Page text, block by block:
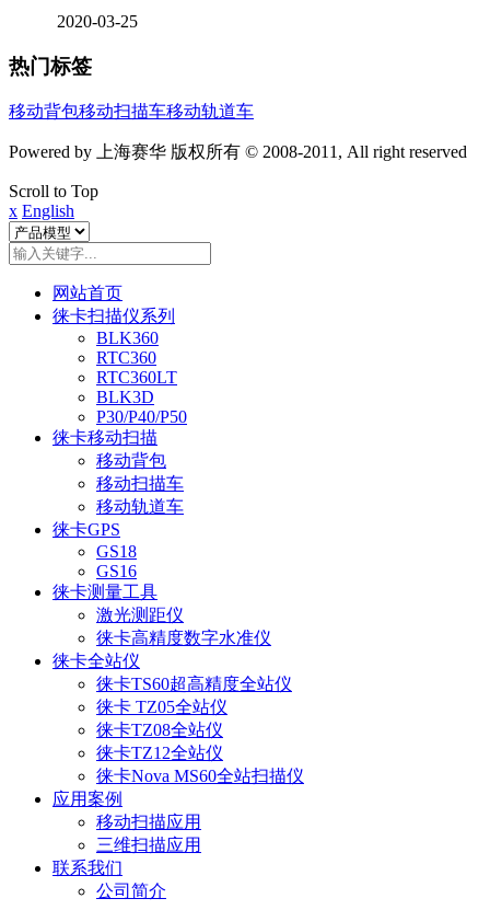
2020-03-25
热门标签
移动背包移动扫描车移动轨道车
Powered by 上海赛华 版权所有 © 2008-2011, All right reserved
Scroll to Top
x English
网站首页
徕卡扫描仪系列
BLK360
RTC360
RTC360LT
BLK3D
P30/P40/P50
徕卡移动扫描
移动背包
移动扫描车
移动轨道车
徕卡GPS
GS18
GS16
徕卡测量工具
激光测距仪
徕卡高精度数字水准仪
徕卡全站仪
徕卡TS60超高精度全站仪
徕卡 TZ05全站仪
徕卡TZ08全站仪
徕卡TZ12全站仪
徕卡Nova MS60全站扫描仪
应用案例
移动扫描应用
三维扫描应用
联系我们
公司简介